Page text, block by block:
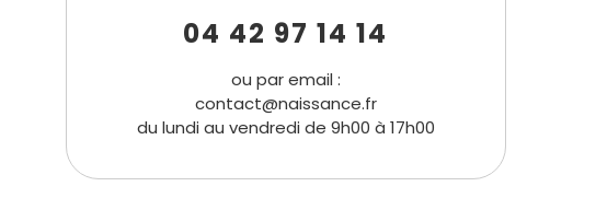
04 42 97 14 14
ou par email :
contact@naissance.fr
du lundi au vendredi de 9h00 à 17h00